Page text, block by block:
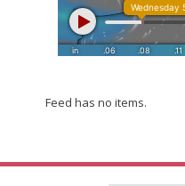
Feed has no items.